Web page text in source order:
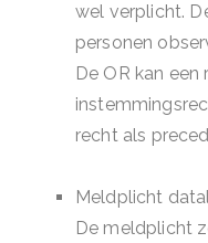
wel verplicht.
personen
De OR kan
recht als
Meldplicht
De meldplicht